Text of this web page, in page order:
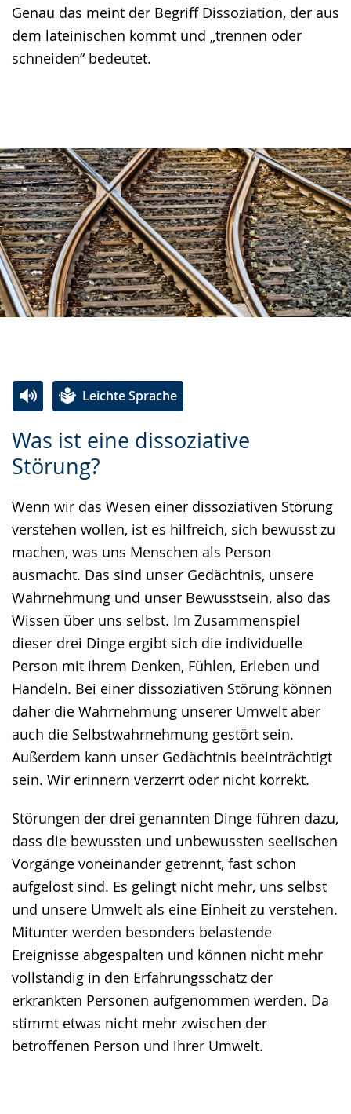
Genau das meint der Begriff Dissoziation, der aus
dem lateinischen kommt und „trennen oder
schneiden“ bedeutet.
Was ist eine dissoziative
Störung?
Wenn wir das Wesen einer dissoziativen Störung
verstehen wollen, ist es hilfreich, sich bewusst zu
machen, was uns Menschen als Person
ausmacht. Das sind unser Gedächtnis, unsere
Wahrnehmung und unser Bewusstsein, also das
Wissen über uns selbst. Im Zusammenspiel
dieser drei Dinge ergibt sich die individuelle
Person mit ihrem Denken, Fühlen, Erleben und
Handeln. Bei einer dissoziativen Störung können
daher die Wahrnehmung unserer Umwelt aber
auch die Selbstwahrnehmung gestört sein.
Außerdem kann unser Gedächtnis beeinträchtigt
sein. Wir erinnern verzerrt oder nicht korrekt.
Störungen der drei genannten Dinge führen dazu,
dass die bewussten und unbewussten seelischen
Vorgänge voneinander getrennt, fast schon
aufgelöst sind. Es gelingt nicht mehr, uns selbst
und unsere Umwelt als eine Einheit zu verstehen.
Mitunter werden besonders belastende
Ereignisse abgespalten und können nicht mehr
vollständig in den Erfahrungsschatz der
erkrankten Personen aufgenommen werden. Da
stimmt etwas nicht mehr zwischen der
betroffenen Person und ihrer Umwelt.
Leichte Sprache
Leichten
Sprache
Audio-
Unterstützung.
Video
in
Gebärdensprache
wird
angezeigt.